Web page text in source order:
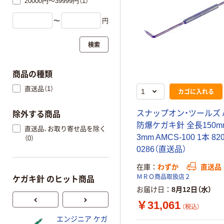
カゴに入れる
スナップオン・ツールズ
防爆ケガキ針 全長
3mm AMCS-100 1本
0286（直送品）
在庫 わずか 直送品
ＭＲＯ商品取扱店２
お届け日 8月12日（水）
￥31,061 （税込）
〜 円
検索
商品の種類
直送品（1）
除外する商品
直送品、お取り寄せ品を除く
（0）
ケガキ針 のヒット商品
エンジニア ケガ
新潟精機 ペンシ